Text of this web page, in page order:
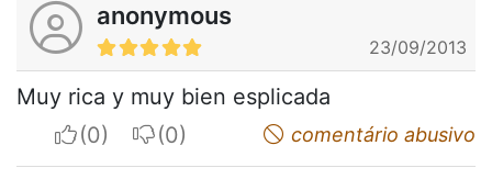
anonymous
23/09/2013
Muy rica y muy bien esplicada
I apreciateI do not appreciatecomentário abusivo